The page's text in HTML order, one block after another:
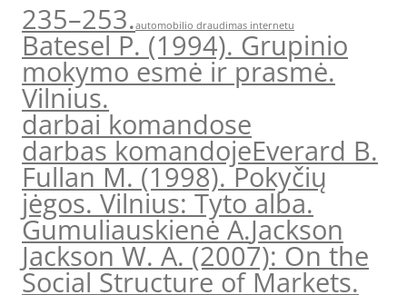
235–253.automobilio draudimas internetu
Batesel P. (1994). Grupinio
mokymo esmė ir prasmė.
Vilnius.
darbai komandose
darbas komandojeEverard B.
Fullan M. (1998). Pokyčių
jėgos. Vilnius: Tyto alba.
Gumuliauskienė A.Jackson
Jackson W. A. (2007): On the
Social Structure of Markets.